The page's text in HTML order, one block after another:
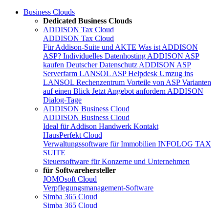
Business Clouds
Dedicated Business Clouds
ADDISON Tax Cloud
ADDISON Tax Cloud
Für Addison-Suite und AKTE Was ist ADDISON
ASP? Individuelles Datenhosting ADDISON ASP
kaufen Deutscher Datenschutz ADDISON ASP
Serverfarm LANSOL ASP Helpdesk Umzug ins
LANSOL Rechenzentrum Vorteile von ASPVarianten
auf einen Blick Jetzt Angebot anfordern ADDISON
Dialog-Tage
ADDISON Business Cloud
ADDISON Business Cloud
Ideal für Addison Handwerk Kontakt
HausPerfekt Cloud
Verwaltungssoftware für Immobilien INFOLOG TAX
SUITE
Steuersoftware für Konzerne und Unternehmen
für Softwarehersteller
JOMOsoft Cloud
Verpflegungsmanagement-Software
Simba 365 Cloud
Simba 365 Cloud